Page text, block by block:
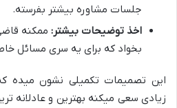
جلسات مشاوره بیشتر بفرسته.
اخذ توضیحات بیشتر: ممکنه
بخواد که برای یه سری مسائل
این تصمیمات تکمیلی نشون
زیادی سعی میکنه بهترین و عادلانه